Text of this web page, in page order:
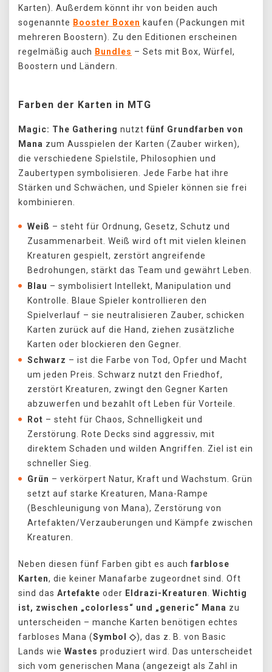
Karten). Außerdem könnt ihr von beiden auch
sogenannte Booster Boxen kaufen (Packungen mit
mehreren Boostern). Zu den Editionen erscheinen
regelmäßig auch Bundles – Sets mit Box, Würfel,
Boostern und Ländern.
Farben der Karten in MTG
Magic: The Gathering nutzt fünf Grundfarben von
Mana zum Ausspielen der Karten (Zauber wirken),
die verschiedene Spielstile, Philosophien und
Zaubertypen symbolisieren. Jede Farbe hat ihre
Stärken und Schwächen, und Spieler können sie frei
kombinieren.
Weiß – steht für Ordnung, Gesetz, Schutz und
Zusammenarbeit. Weiß wird oft mit vielen kleinen
Kreaturen gespielt, zerstört angreifende
Bedrohungen, stärkt das Team und gewährt Leben.
Blau – symbolisiert Intellekt, Manipulation und
Kontrolle. Blaue Spieler kontrollieren den
Spielverlauf – sie neutralisieren Zauber, schicken
Karten zurück auf die Hand, ziehen zusätzliche
Karten oder blockieren den Gegner.
Schwarz – ist die Farbe von Tod, Opfer und Macht
um jeden Preis. Schwarz nutzt den Friedhof,
zerstört Kreaturen, zwingt den Gegner Karten
abzuwerfen und bezahlt oft Leben für Vorteile.
Rot – steht für Chaos, Schnelligkeit und
Zerstörung. Rote Decks sind aggressiv, mit
direktem Schaden und wilden Angriffen. Ziel ist ein
schneller Sieg.
Grün – verkörpert Natur, Kraft und Wachstum. Grün
setzt auf starke Kreaturen, Mana-Rampe
(Beschleunigung von Mana), Zerstörung von
Artefakten/Verzauberungen und Kämpfe zwischen
Kreaturen.
Neben diesen fünf Farben gibt es auch farblose
Karten, die keiner Manafarbe zugeordnet sind. Oft
sind das Artefakte oder Eldrazi-Kreaturen
Wichtig
ist, zwischen „colorless“ und „generic“ Mana zu
unterscheiden – manche Karten benötigen echtes
farbloses Mana (Symbol ◇), das z. B. von Basic
Lands wie Wastes produziert wird. Das unterscheidet
sich vom generischen Mana (angezeigt als Zahl in